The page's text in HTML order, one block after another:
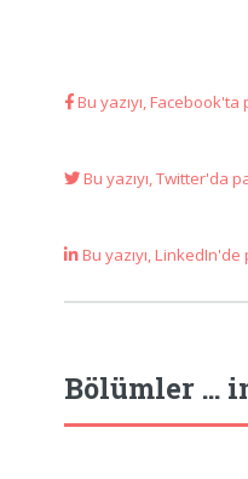
Bu yazıyı, Facebook'ta
Bu yazıyı, Twitter'da
Bu yazıyı, LinkedIn'de
Bölümler ...